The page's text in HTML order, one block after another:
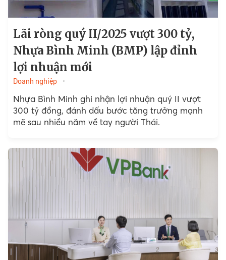
Lãi ròng quý II/2025 vượt 300 tỷ,
Nhựa Bình Minh (BMP) lập đỉnh
lợi nhuận mới
Doanh nghiệp
Nhựa Bình Minh ghi nhận lợi nhuận quý II vượt
300 tỷ đồng, đánh dấu bước tăng trưởng mạnh
mẽ sau nhiều năm về tay người Thái.